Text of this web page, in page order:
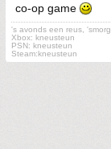
co-op game
's avonds een reus,
Xbox: kneusteun
PSN: kneusteun
Steam:kneusteun